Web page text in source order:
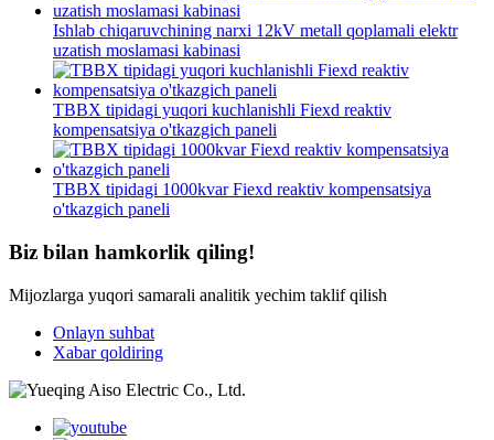
Ishlab chiqaruvchining narxi 12kV metall qoplamali elektr
uzatish moslamasi kabinasi
TBBX tipidagi yuqori kuchlanishli Fiexd reaktiv
kompensatsiya o'tkazgich paneli
TBBX tipidagi 1000kvar Fiexd reaktiv kompensatsiya
o'tkazgich paneli
Biz bilan hamkorlik qiling!
Mijozlarga yuqori samarali analitik yechim taklif qilish
Onlayn suhbat
Xabar qoldiring